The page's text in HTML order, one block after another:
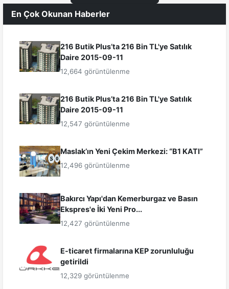
En Çok Okunan Haberler
216 Butik Plus’ta 216 Bin TL'ye Satılık
Daire 2015-09-11
12,664 görüntülenme
216 Butik Plus’ta 216 Bin TL'ye Satılık
Daire 2015-09-11
12,547 görüntülenme
Maslak’ın Yeni Çekim Merkezi: “B1 KATI”
12,496 görüntülenme
Bakırcı Yapı'dan Kemerburgaz ve Basın
Ekspres'e İki Yeni Pro...
12,427 görüntülenme
E-ticaret firmalarına KEP zorunluluğu
getirildi
12,329 görüntülenme